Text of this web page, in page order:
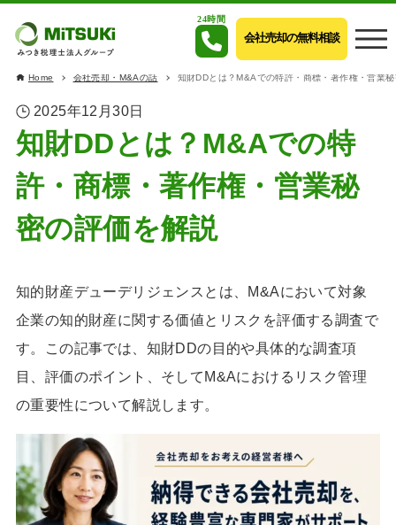
24時間
会社売却の無料相談
Home 会社売却・M&Aの話 知財DDとは？M&Aでの特許・商標・著作権・営業
2025年12月30日
知財DDとは？M&Aでの特
許・商標・著作権・営業秘
密の評価を解説
知的財産デューデリジェンスとは、M&Aにおいて対象
企業の知的財産に関する価値とリスクを評価する調査で
す。この記事では、知財DDの目的や具体的な調査項
目、評価のポイント、そしてM&Aにおけるリスク管理
の重要性について解説します。